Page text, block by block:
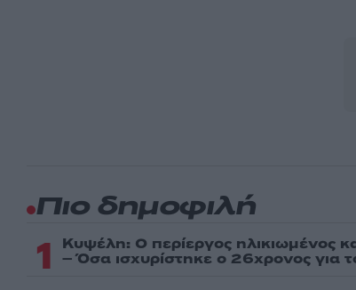
Πιο δημοφιλή
1 Κυψέλη: Ο περίεργος ηλικιωμένος
– Όσα ισχυρίστηκε ο 26χρονος για